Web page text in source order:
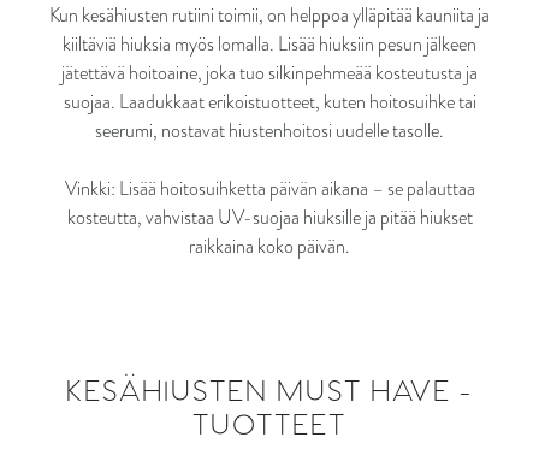
Kun kesähiusten rutiini toimii, on helppoa ylläpitää kauniita ja
kiiltäviä hiuksia myös lomalla. Lisää hiuksiin pesun jälkeen
jätettävä hoitoaine, joka tuo silkinpehmeää kosteutusta ja
suojaa. Laadukkaat erikoistuotteet, kuten hoitosuihke tai
seerumi, nostavat hiustenhoitosi uudelle tasolle.
Vinkki: Lisää hoitosuihketta päivän aikana – se palauttaa
kosteutta, vahvistaa UV-suojaa hiuksille ja pitää hiukset
raikkaina koko päivän.
KESÄHIUSTEN MUST HAVE -
TUOTTEET